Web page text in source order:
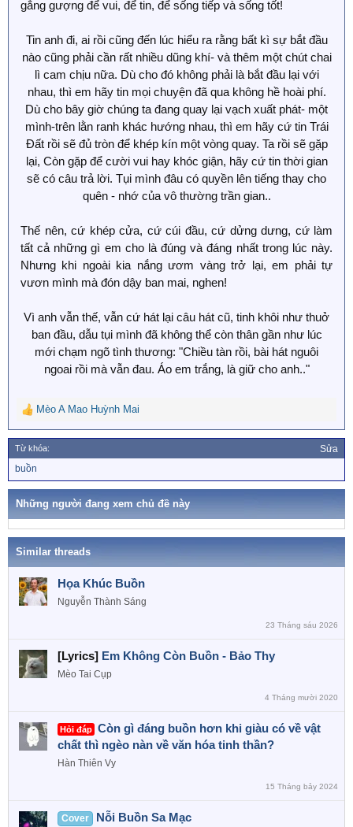
gắng gượng để vui, để tin, để sống tiếp và sống tốt!
Tin anh đi, ai rồi cũng đến lúc hiểu ra rằng bất kì sự bắt đầu
nào cũng phải cần rất nhiều dũng khí- và thêm một chút chai
lì cam chịu nữa. Dù cho đó không phải là bắt đầu lại với
nhau, thì em hãy tin mọi chuyện đã qua không hề hoài phí.
Dù cho bây giờ chúng ta đang quay lại vạch xuất phát- một
mình-trên lằn ranh khác hướng nhau, thì em hãy cứ tin Trái
Đất rồi sẽ đủ tròn để khép kín một vòng quay. Ta rồi sẽ gặp
lại, Còn gặp để cười vui hay khóc giận, hãy cứ tin thời gian
sẽ có câu trả lời. Tụi mình đâu có quyền lên tiếng thay cho
quên - nhớ của vô thường trần gian..
Thế nên, cứ khép cửa, cứ cúi đầu, cứ dửng dưng, cứ làm
tất cả những gì em cho là đúng và đáng nhất trong lúc này.
Nhưng khi ngoài kia nắng ươm vàng trở lại, em phải tự
vươn mình mà đón dậy ban mai, nghen!
Vì anh vẫn thế, vẫn cứ hát lại câu hát cũ, tinh khôi như thuở
ban đầu, dẫu tụi mình đã không thể còn thân gần như lúc
mới chạm ngõ tình thương: "Chiều tàn rồi, bài hát nguôi
ngoai rồi mà vẫn đau. Áo em trắng, là giữ cho anh.."
R
e
a
c
t
o
s
Mèo A Mao Huỳnh Mai
Từ khóa: Sửa
ừ
k
buồn
Những người đang xem chủ đề này
Similar threads
Họa Khúc Buồn
Nguyễn Thành Sáng
23 Tháng sáu 2026
[Lyrics] Em Không Còn Buồn - Bảo Thy
Mèo Tai Cụp
4 Tháng mười 2020
Hỏi đáp Còn gì đáng buồn hơn khi giàu có về vật
chất thì ngèo nàn về văn hóa tinh thần?
Hàn Thiên Vy
15 Tháng bảy 2024
Cover Nỗi Buồn Sa Mạc